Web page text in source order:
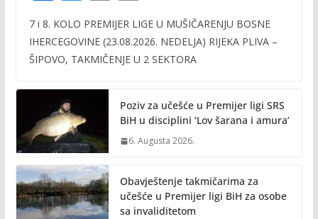
e
b
o
k
itt
er
ai
l
p
y
n
k
7 i 8. KOLO PREMIJER LIGE U MUŠIČARENJU BOSNE
IHERCEGOVINE (23.08.2026. NEDELJA) RIJEKA PLIVA –
ŠIPOVO, TAKMIČENJE U 2 SEKTORA
Poziv za učešće u Premijer ligi SRS
BiH u disciplini ‘Lov šarana i amura’
6. Augusta 2026.
Obavještenje takmičarima za
učešće u Premijer ligi BiH za osobe
sa invaliditetom